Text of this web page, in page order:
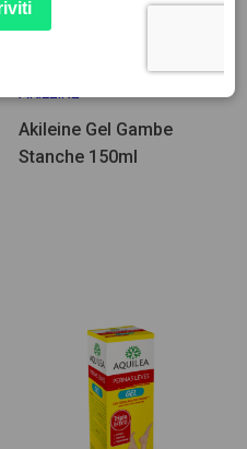
Akileine Gel Gambe
Stanche 150ml